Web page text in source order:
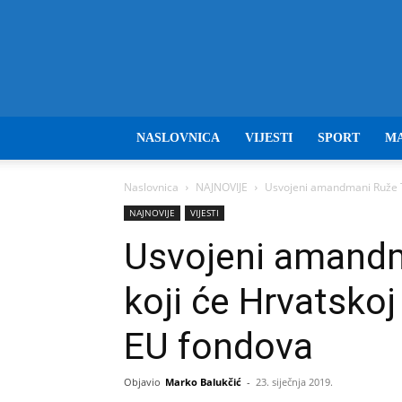
NASLOVNICA VIJESTI SPORT
Naslovnica NAJNOVIJE Usvojeni amandmani
NAJNOVIJE VIJESTI
Usvojeni
koji će
EU fondova
Objavio Marko Balukčić - 23. siječnja 2019.